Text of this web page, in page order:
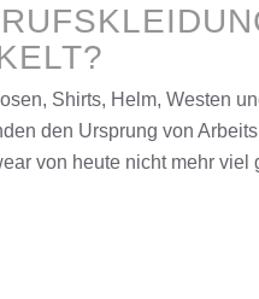
Shirts, Helm, Westen
den Ursprung von
von heute nicht mehr